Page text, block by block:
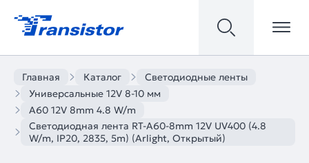
Главная Каталог
Светодиодные ленты
Универсальные 12V 8-10 мм
A60 12V 8mm 4.8 W/m
Светодиодная лента RT-A60-8mm 12V UV400 (4.8
W/m, IP20, 2835, 5m) (Arlight, Открытый)